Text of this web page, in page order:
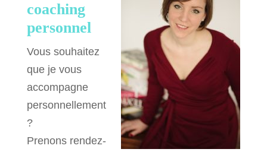
coaching
personnel
Vous souhaitez
que je vous
accompagne
personnellement
?
Prenons rendez-